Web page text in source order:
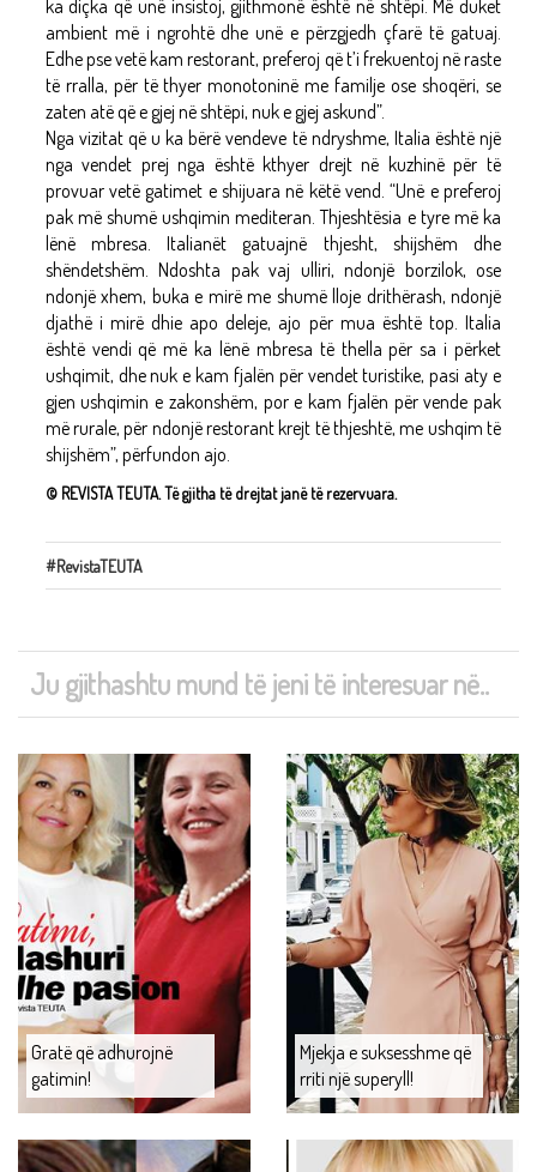
ka diçka që unë insistoj, gjithmonë është në shtëpi. Më duket
ambient më i ngrohtë dhe unë e përzgjedh çfarë të gatuaj.
Edhe pse vetë kam restorant, preferoj që t’i frekuentoj në raste
të rralla, për të thyer monotoninë me familje ose shoqëri, se
zaten atë që e gjej në shtëpi, nuk e gjej askund”.
Nga vizitat që u ka bërë vendeve të ndryshme, Italia është një
nga vendet prej nga është kthyer drejt në kuzhinë për të
provuar vetë gatimet e shijuara në këtë vend. “Unë e preferoj
pak më shumë ushqimin mediteran. Thjeshtësia e tyre më ka
lënë mbresa. Italianët gatuajnë thjesht, shijshëm dhe
shëndetshëm. Ndoshta pak vaj ulliri, ndonjë borzilok, ose
ndonjë xhem, buka e mirë me shumë lloje drithërash, ndonjë
djathë i mirë dhie apo deleje, ajo për mua është top. Italia
është vendi që më ka lënë mbresa të thella për sa i përket
ushqimit, dhe nuk e kam fjalën për vendet turistike, pasi aty e
gjen ushqimin e zakonshëm, por e kam fjalën për vende pak
më rurale, për ndonjë restorant krejt të thjeshtë, me ushqim të
shijshëm”, përfundon ajo.
© REVISTA TEUTA. Të gjitha të drejtat janë të rezervuara.
#RevistaTEUTA
Ju gjithashtu mund të jeni të interesuar në..
Gratë që adhurojnë
gatimin!
Mjekja e suksesshme që
rriti një superyll!